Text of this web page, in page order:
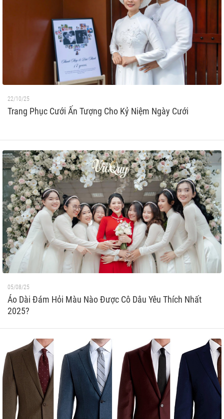
22/10/25
Trang Phục Cưới Ấn Tượng Cho Kỷ Niệm Ngày Cưới
05/08/25
Áo Dài Đám Hỏi Màu Nào Được Cô Dâu Yêu Thích Nhất
2025?